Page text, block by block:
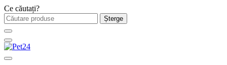
Ce căutați?
Șterge